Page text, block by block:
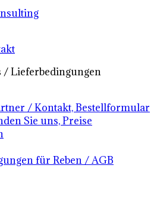
/ Lieferbedingungen
/ Kontakt, Bestellformular
Sie uns, Preise
für Reben / AGB